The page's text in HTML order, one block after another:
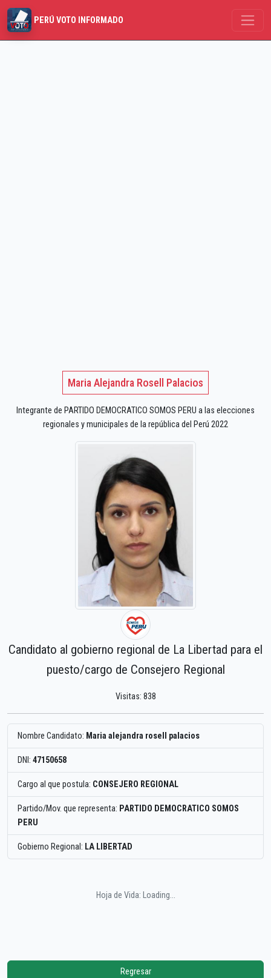
PERÚ VOTO INFORMADO
Maria Alejandra Rosell Palacios
Integrante de PARTIDO DEMOCRATICO SOMOS PERU a las elecciones
regionales y municipales de la república del Perú 2022
Candidato al gobierno regional de La Libertad para el
puesto/cargo de Consejero Regional
Visitas: 838
Nombre Candidato: Maria alejandra rosell palacios
DNI: 47150658
Cargo al que postula: CONSEJERO REGIONAL
Partido/Mov. que representa: PARTIDO DEMOCRATICO SOMOS
PERU
Gobierno Regional: LA LIBERTAD
Hoja de Vida: Loading...
Regresar